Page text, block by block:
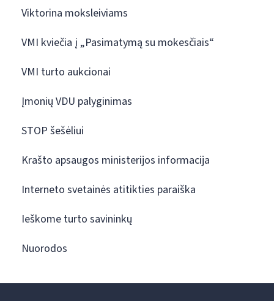
Viktorina moksleiviams
VMI kviečia į „Pasimatymą su mokesčiais“
VMI turto aukcionai
Įmonių VDU palyginimas
STOP šešėliui
Krašto apsaugos ministerijos informacija
Interneto svetainės atitikties paraiška
Ieškome turto savininkų
Nuorodos